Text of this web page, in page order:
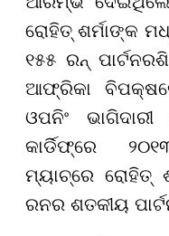
ରୋହିତ୍ ଶର୍ମାଙ୍କ
୧୫୫ ରନ୍
ଆଫ୍ରିକା
ଓପନିଂ
କାର୍ଡିଫ୍‌ରେ
ମ୍ୟାଚ୍‌ରେ ରୋହିତ୍‌
ରନର ଶତକୀୟ